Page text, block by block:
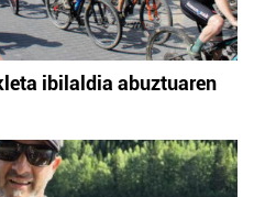
ematen diguzu.Gehiago
ibilaldia abuztuaren